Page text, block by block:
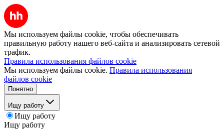
Мы используем файлы cookie, чтобы обеспечивать
правильную работу нашего веб-сайта и анализировать сетевой
трафик.
Правила использования файлов cookie
Мы используем файлы cookie. Правила использования
файлов cookie
Понятно
Ищу работу
Ищу работу
Ищу работу